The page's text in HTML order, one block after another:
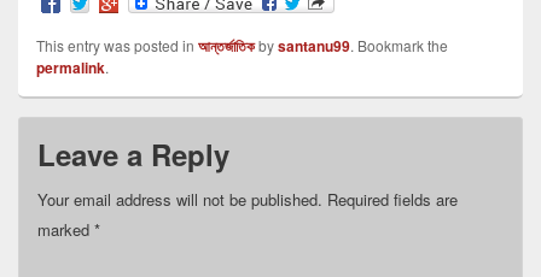
This entry was posted in আন্তর্জাতিকbysantanu99. Bookmark the
permalink.
Leave a Reply
Your email address will not be published. Required fields are
marked *